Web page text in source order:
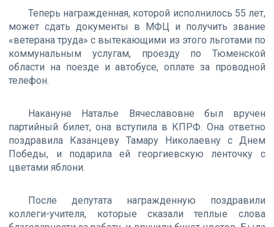
Теперь награжденная, которой исполнилось 55 лет,
может сдать документы в МФЦ и получить звание
«ветерана труда» с вытекающими из этого льготами по
коммунальным услугам, проезду по Тюменской
области на поезде и автобусе, оплате за проводной
телефон.
Накануне Наталье Вячеславовне был вручен
партийный билет, она вступила в КПРФ. Она ответно
поздравила Казанцеву Тамару Николаевну с Днем
Победы, и подарила ей георгиевскую ленточку с
цветами яблони.
После депутата награжденную поздравили
коллеги-учителя, которые сказали теплые слова